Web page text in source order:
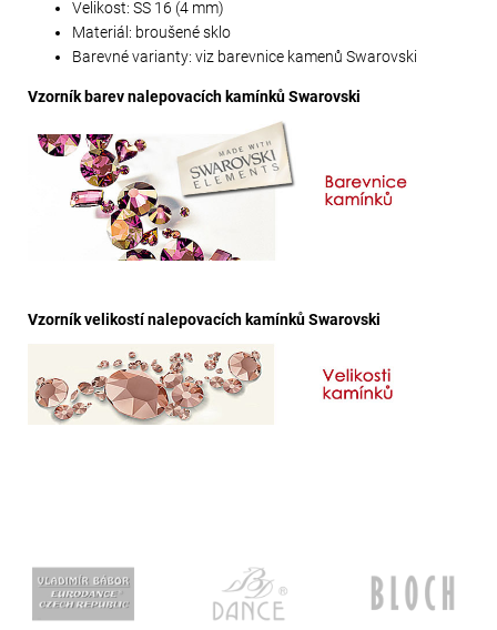
Velikost: SS 16 (4 mm)
Materiál: broušené sklo
Barevné varianty: viz barevnice kamenů Swarovski
Vzorník barev nalepovacích kamínků Swarovski
Vzorník velikostí nalepovacích kamínků Swarovski